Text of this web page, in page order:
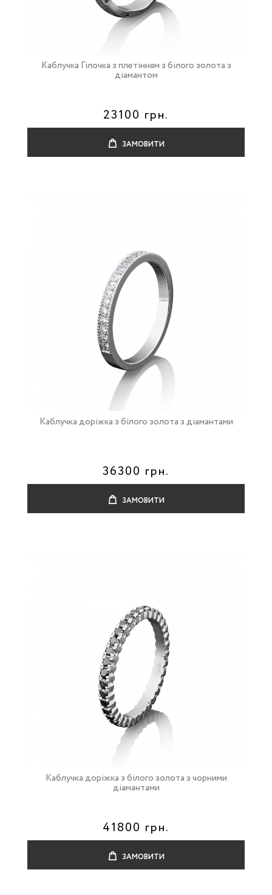
Каблучка Гілочка з плетінням з білого золота з
діамантом
23100 грн.
ЗАМОВИТИ
Каблучка доріжка з білого золота з діамантами
36300 грн.
ЗАМОВИТИ
Каблучка доріжка з білого золота з чорними
діамантами
41800 грн.
ЗАМОВИТИ